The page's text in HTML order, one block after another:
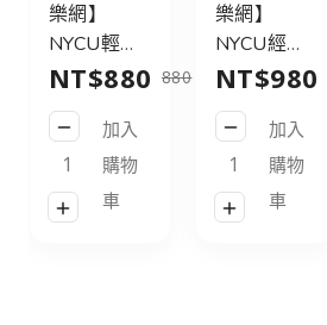
樂網】
NYCU輕旅
行後背包
NYCU
Logo
Backpack
21L_Black
NT$880 880
加入
購物
車
樂網】
NYCU經典
後背包31L
／NYCU
Logo
Backpack
31L_Black
NT$980
加入
購物
車